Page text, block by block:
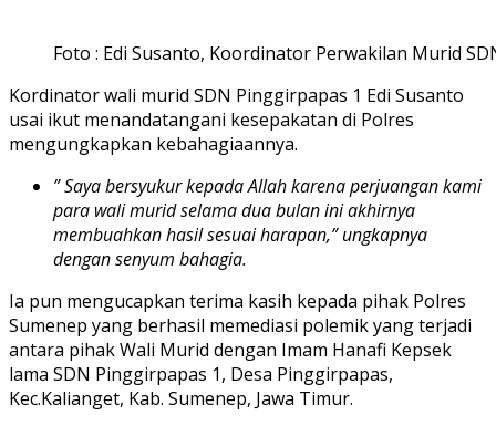
Foto : Edi Susanto, Koordinator Perwakilan Murid
Kordinator wali murid SDN Pinggirpapas 1 Edi Susanto
usai ikut menandatangani kesepakatan di Polres
mengungkapkan kebahagiaannya.
” Saya bersyukur kepada Allah karena perjuangan kami
para wali murid selama dua bulan ini akhirnya
membuahkan hasil sesuai harapan,” ungkapnya
dengan senyum bahagia.
Ia pun mengucapkan terima kasih kepada pihak Polres
Sumenep yang berhasil memediasi polemik yang terjadi
antara pihak Wali Murid dengan Imam Hanafi Kepsek
lama SDN Pinggirpapas 1, Desa Pinggirpapas,
Kec.Kalianget, Kab. Sumenep, Jawa Timur.